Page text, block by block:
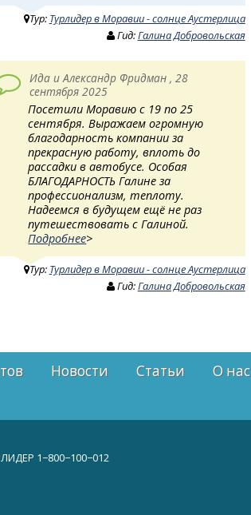
Тур: Турлидер в Моравии - солнце Аустерлица
Гид:Галина Добровольская
Ида и Александр Фридман , 28
сентября 2025
Посетили Моравию с 19 по 25
сентября. Выражаем огромную
благодарность компании за
прекрасную работу, вплоть до
рассадки в автобусе. Особая
БЛАГОДАРНОСТЬ Галине за
профессионализм, теплоту.
Надеемся в будущем ещё не раз
путешествовать с Галиной.
Подробнее>
Тур: Турлидер в Моравии - солнце Аустерлица
Гид:Галина Добровольская
Новости Статьи О нас
1−800−100−012